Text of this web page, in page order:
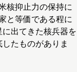
核抑止力の保持に
と等価である程に
出てきた核兵器を
たものがありま